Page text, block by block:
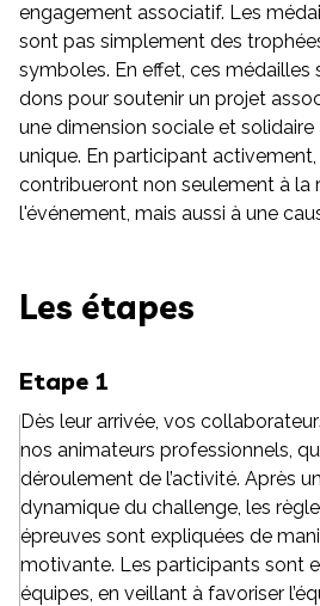
engagement associatif. Les
sont pas simplement des
symboles. En effet, ces médailles
dons pour soutenir un projet
une dimension sociale et
unique. En participant
contribueront non seulement à la
l'événement, mais aussi à une
Les étapes
Etape 1
Dès leur arrivée, vos
nos animateurs professionnels,
déroulement de l’activité. Après
dynamique du challenge, les
épreuves sont expliquées de
motivante. Les participants sont
équipes, en veillant à favoriser